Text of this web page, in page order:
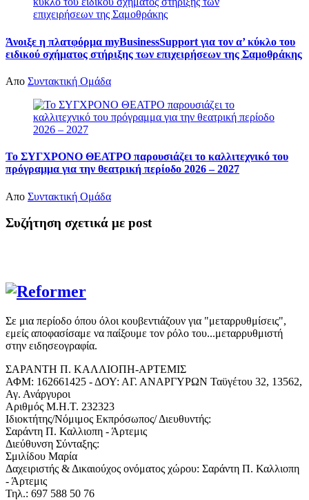
Άνοιξε η πλατφόρμα myBusinessSupport για τον α’ κύκλο του
ειδικού σχήματος στήριξης των επιχειρήσεων της Σαμοθράκης
Απο Συντακτική Ομάδα
Το ΣΥΓΧΡΟΝΟ ΘΕΑΤΡΟ παρουσιάζει το καλλιτεχνικό του
πρόγραμμα για την θεατρική περίοδο 2026 – 2027
Απο Συντακτική Ομάδα
Συζήτηση σχετικά με post
Σε μια περίοδο όπου όλοι κουβεντιάζουν για "μεταρρυθμίσεις",
εμείς αποφασίσαμε να παίξουμε τον ρόλο του...μεταρρυθμιστή
στην ειδησεογραφία.
ΣΑΡΑΝΤΗ Π. ΚΑΛΛΙΟΠΗ-ΑΡΤΕΜΙΣ
ΑΦΜ: 162661425 - ΔΟΥ: ΑΓ. ΑΝΑΡΓΥΡΩΝ Ταϋγέτου 32, 13562,
Αγ. Ανάργυροι
Αριθμός Μ.Η.Τ. 232323
Ιδιοκτήτης/Νόμιμος Εκπρόσωπος/ Διευθυντής:
Σαράντη Π. Καλλιοπη - Άρτεμις
Διεύθυνση Σύνταξης:
Σμιλίδου Μαρία
Δαχειριστής & Δικαιούχος ονόματος χώρου: Σαράντη Π. Καλλιοπη
- Άρτεμις
Τηλ.: 697 588 50 76